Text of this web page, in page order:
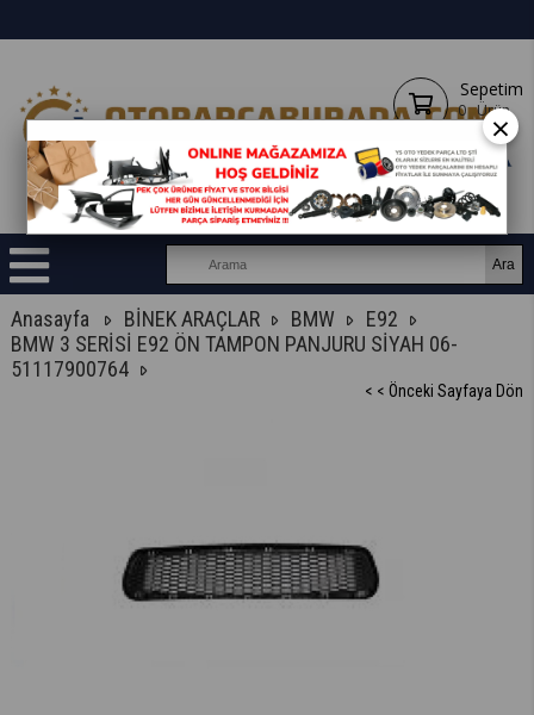
Sepetim
0 Ürün
Anasayfa BİNEK ARAÇLAR BMW
E92
BMW 3 SERİSİ E92 ÖN TAMPON PANJURU SİYAH 06-
51117900764
< < Önceki Sayfaya Dön
×